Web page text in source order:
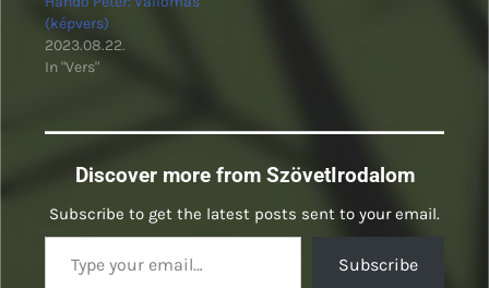
(képvers)
2023.08.22.
In "Vers"
Discover more from SzövetIrodalom
Subscribe to get the latest posts sent to your email.
Type your email…
Subscribe